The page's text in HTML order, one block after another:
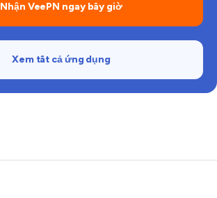
Nhận VeePN ngay bây giờ
Xem tất cả ứng dụng